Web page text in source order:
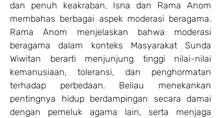
dan penuh keakraban, Isna dan Rama Anom
membahas berbagai aspek moderasi beragama.
Rama Anom menjelaskan bahwa moderasi
beragama dalam konteks Masyarakat Sunda
Wiwitan berarti menjunjung tinggi nilai-nilai
kemanusiaan, toleransi, dan penghormatan
terhadap perbedaan. Beliau menekankan
pentingnya hidup berdampingan secara damai
dengan pemeluk agama lain, serta menjaga